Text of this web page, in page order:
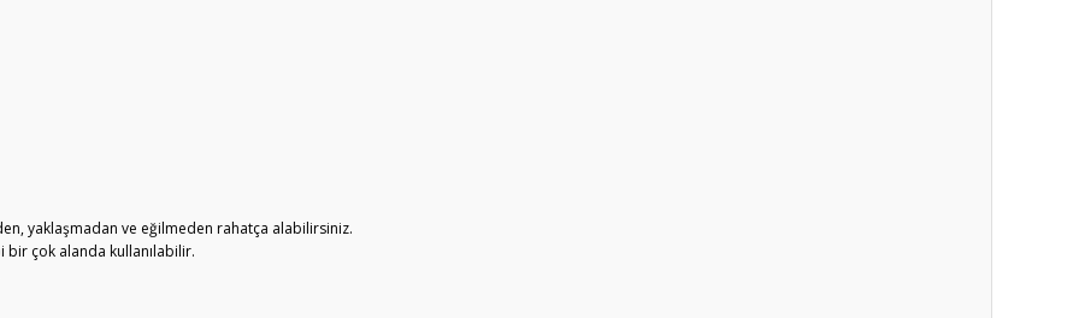
yaklaşmadan ve eğilmeden rahatça alabilirsiniz.
çok alanda kullanılabilir.